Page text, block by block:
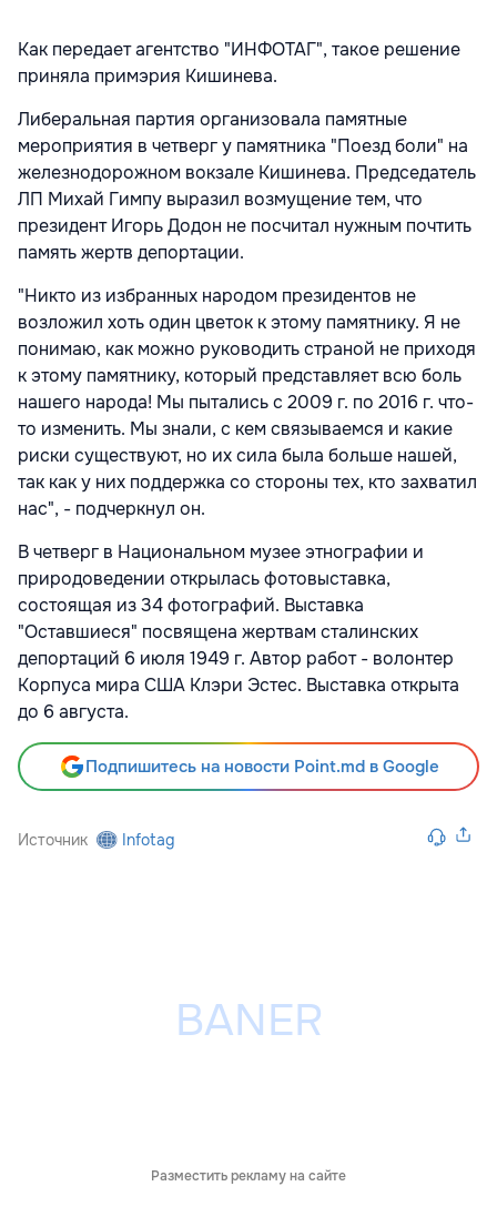
Как передает агентство "ИНФОТАГ", такое решение
приняла примэрия Кишинева.
Либеральная партия организовала памятные
мероприятия в четверг у памятника "Поезд боли" на
железнодорожном вокзале Кишинева. Председатель
ЛП Михай Гимпу выразил возмущение тем, что
президент Игорь Додон не посчитал нужным почтить
память жертв депортации.
"Никто из избранных народом президентов не
возложил хоть один цветок к этому памятнику. Я не
понимаю, как можно руководить страной не приходя
к этому памятнику, который представляет всю боль
нашего народа! Мы пытались с 2009 г. по 2016 г. что-
то изменить. Мы знали, с кем связываемся и какие
риски существуют, но их сила была больше нашей,
так как у них поддержка со стороны тех, кто захватил
нас", - подчеркнул он.
В четверг в Национальном музее этнографии и
природоведении открылась фотовыставка,
состоящая из 34 фотографий. Выставка
"Оставшиеся" посвящена жертвам сталинских
депортаций 6 июля 1949 г. Автор работ - волонтер
Корпуса мира США Клэри Эстес. Выставка открыта
до 6 августа.
Подпишитесь на новости Point.md в Google
Источник Infotag
Разместить рекламу на сайте